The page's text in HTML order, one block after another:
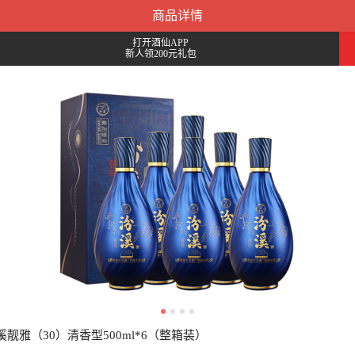
商品详情
打开酒仙APP
新人领200元礼包
靓雅（30）清香型500ml*6（整箱装）